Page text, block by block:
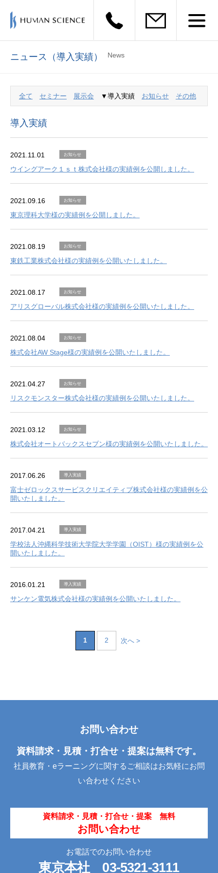
ニュース（導入実績） News
全て セミナー 展示会 ▼導入実績 お知らせ その他
導入実績
2021.11.01 お知らせ
ウイングアーク１ｓｔ株式会社様の実績例を公開しました。
2021.09.16 お知らせ
東京理科大学様の実績例を公開しました。
2021.08.19 お知らせ
東鉄工業株式会社様の実績例を公開いたしました。
2021.08.17 お知らせ
アリスグローバル株式会社様の実績例を公開いたしました。
2021.08.04 お知らせ
株式会社AW Stage様の実績例を公開いたしました。
2021.04.27 お知らせ
リスクモンスター株式会社様の実績例を公開いたしました。
2021.03.12 お知らせ
株式会社オートバックスセブン様の実績例を公開いたしました。
2017.06.26 導入実績
富士ゼロックスサービスクリエイティブ株式会社様の実績例を公
開いたしました。
2017.04.21 導入実績
学校法人沖縄科学技術大学院大学学園（OIST）様の実績例を公
開いたしました。
2016.01.21 導入実績
サンケン電気株式会社様の実績例を公開いたしました。
1 2 次へ >
お問い合わせ
資料請求・見積・打合せ・提案は無料です。
社員教育・eラーニングに関するご相談はお気軽にお問
い合わせください
資料請求・見積・打合せ・提案 無料
お問い合わせ
お電話でのお問い合わせ
東京本社 03-5321-3111